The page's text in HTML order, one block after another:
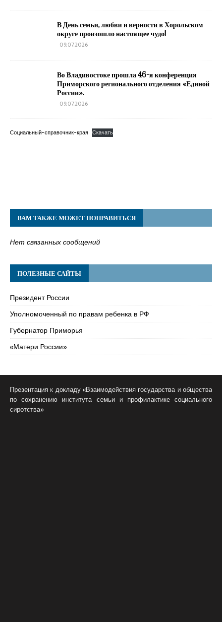
В День семьи, любви и верности в Хорольском
округе произошло настоящее чудо!
09.07.2026
Во Владивостоке прошла 46-я конференция
Приморского регионального отделения «Единой
России».
09.07.2026
Социальный-справочник-края Скачать
ВАМ ТАКЖЕ МОЖЕТ ПОНРАВИТЬСЯ
Нет связанных сообщений
ПОЛЕЗНЫЕ САЙТЫ
Президент России
Уполномоченный по правам ребенка в РФ
Губернатор Приморья
«Матери России»
Презентация к докладу «Взаимодействия государства и общества
по сохранению института семьи и профилактике социального
сиротства»